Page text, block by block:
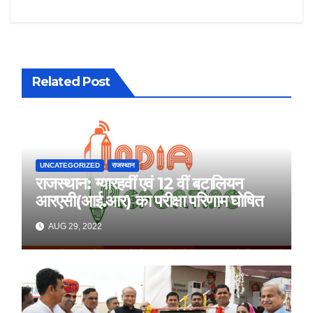
Related Post
UNCATEGORIZED राजस्थान
राजस्थान: ग्यारहवीं एवं 12 वीं बटालियन
आरएसी(आई.आर) का परीक्षा परिणाम घोषित
AUG 29, 2022